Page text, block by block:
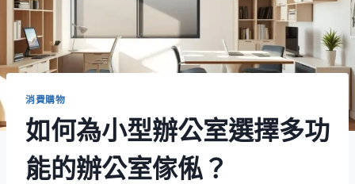
消費購物
如何為小型辦公室選擇多功
能的辦公室傢俬？